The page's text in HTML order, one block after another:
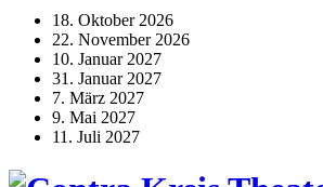
18. Oktober 2026
22. November 2026
10. Januar 2027
31. Januar 2027
7. März 2027
9. Mai 2027
11. Juli 2027